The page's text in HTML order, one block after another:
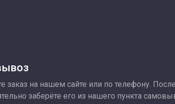
заказ на нашем сайте или по телефону.
заберёте его из нашего пункта